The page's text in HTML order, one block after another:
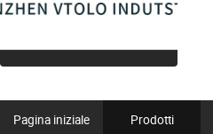
Pagina iniziale Prodotti